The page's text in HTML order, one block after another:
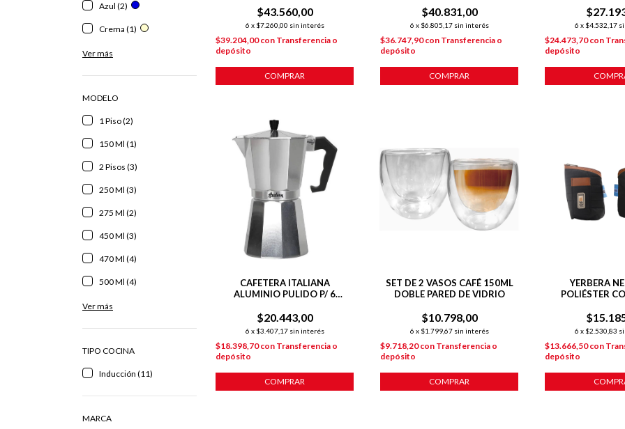
Azul (2)
Crema (1)
Ver más
MODELO
1 Piso (2)
150 Ml (1)
2 Pisos (3)
250 Ml (3)
275 Ml (2)
450 Ml (3)
470 Ml (4)
500 Ml (4)
Ver más
TIPO COCINA
Inducción (11)
MARCA
$43.560,00
6 x $7.260,00 sin interés
$39.204,00con Transferencia o
depósito
COMPRAR
$40.831,00
6 x $6.805,17 sin interés
$36.747,90con Transferencia o
depósito
COMPRAR
6 x $4.532,17
$24.473,70con
depósito
CAFETERA ITALIANA
ALUMINIO PULIDO P/ 6
$20.443,00
6 x $3.407,17 sin interés
$18.398,70con Transferencia o
depósito
COMPRAR
SET DE 2 VASOS CAFÉ 150ML
DOBLE PARED DE VIDRIO
$10.798,00
6 x $1.799,67 sin interés
$9.718,20con Transferencia o
depósito
COMPRAR
YERBERA
POLIÉSTER
6 x $2.530,83
$13.666,50con
depósito